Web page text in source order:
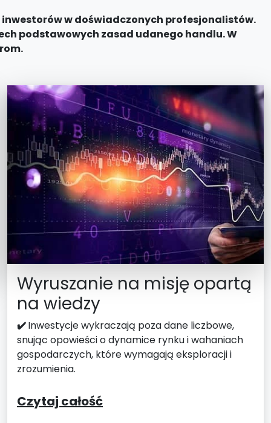
w doświadczonych profesjonalistów.
podstawowych zasad udanego handlu. W
Wyruszanie na misję opartą
na wiedzy
✔️Inwestycje wykraczają poza dane liczbowe,
snując opowieści o dynamice rynku i wahaniach
gospodarczych, które wymagają eksploracji i
zrozumienia.
Czytaj całość